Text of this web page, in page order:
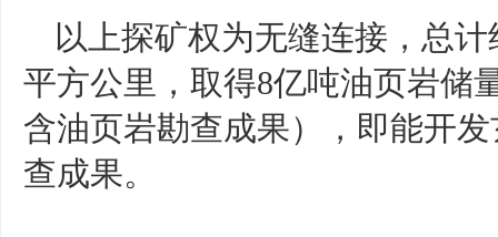
以上探矿权为无缝连接，总
平方公里，取得8亿吨油页岩储
含油页岩勘查成果），即能开
查成果。